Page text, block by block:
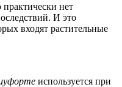
нет
И это
входят растительные
используется при